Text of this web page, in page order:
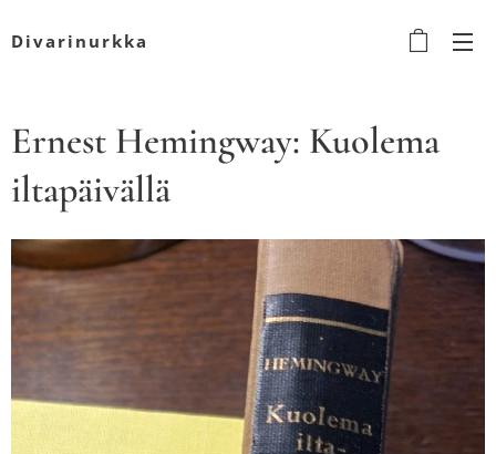
Divarinurkka
Ernest Hemingway: Kuolema
iltapäivällä